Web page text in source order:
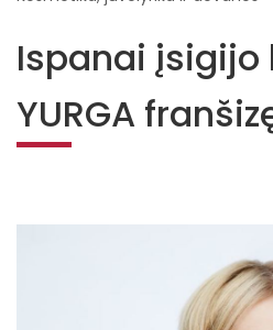
Ispanai įsigijo
YURGA